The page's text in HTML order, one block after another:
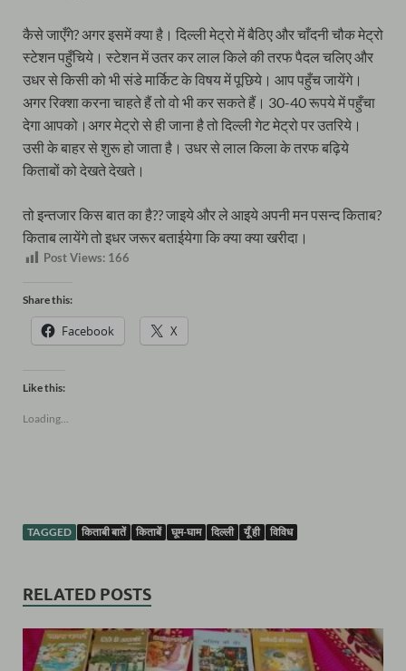
कैसे जाएँगे? अगर इसमें क्या है। दिल्ली मेट्रो में बैठिए और चाँदनी चौक मेट्रो
स्टेशन पहुँचिये। स्टेशन में उतर कर लाल किले की तरफ पैदल चलिए और
उधर से किसी को भी संडे मार्किट के विषय में पूछिये। आप पहुँच जायेंगे।
अगर रिक्शा करना चाहते हैं तो वो भी कर सकते हैं। 30-40 रूपये में पहुँचा
देगा आपको।अगर मेट्रो से ही जाना है तो दिल्ली गेट मेट्रो पर उतरिये।
उसी के बाहर से शुरू हो जाता है। उधर से लाल किला के तरफ बढ़िये
किताबों को देखते देखते।
तो इन्तजार किस बात का है?? जाइये और ले आइये अपनी मन पसन्द किताब?
किताब लायेंगे तो इधर जरूर बताईयेगा कि क्या क्या खरीदा।
Post Views: 166
Share this:
Facebook X
Like this:
Loading...
TAGGED किताबी बातें किताबें घूम-घाम दिल्ली यूँ ही विविध
RELATED POSTS